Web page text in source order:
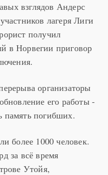
взглядов Андерс
лагеря Лиги
получил
в Норвегии приговор
организаторы
его работы -
память погибших.
более 1000 человек.
за всё время
Утойя,